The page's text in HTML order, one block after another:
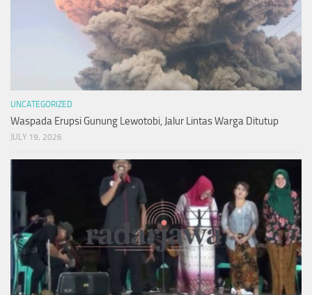
UNCATEGORIZED
Waspada Erupsi Gunung Lewotobi, Jalur Lintas Warga Ditutup
JULY 19, 2026